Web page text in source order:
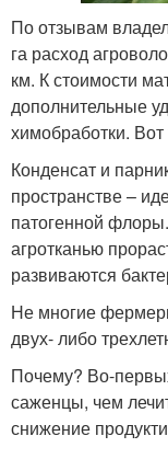
По отзывам
га расход
км. К стоимости
дополнительные
химобработки.
Конденсат и
пространстве –
патогенной
агротканью
развиваются
Не многие
двух- либо
Почему? Во-
саженцы, чем
снижение